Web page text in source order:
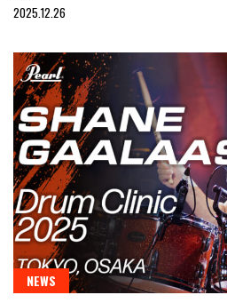
2025.12.26
NEWS